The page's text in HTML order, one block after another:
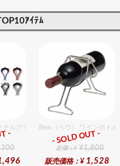
ｱｲﾃﾑ
テルグラスマーカー 12個入
ﾞ -
Bew（ベウ） ワインボト
総合ﾗﾝｷﾝｸﾞ
定価：¥ ¥1,800
販売価格：¥ 1,528
- SOLD OUT -